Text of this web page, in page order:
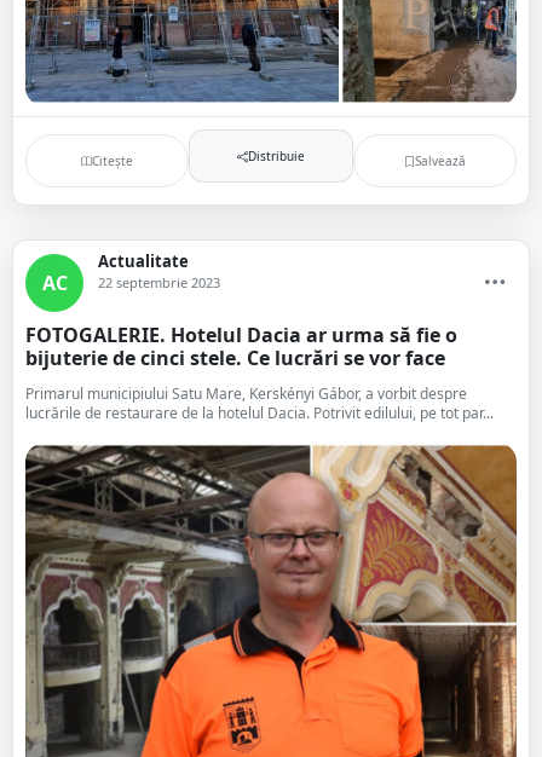
Citește Distribuie Salvează
AC
Actualitate
22 septembrie 2023
FOTOGALERIE. Hotelul Dacia ar urma să fie o
bijuterie de cinci stele. Ce lucrări se vor face
Primarul municipiului Satu Mare, Kerskényi Gábor, a vorbit despre
lucrările de restaurare de la hotelul Dacia. Potrivit edilului, pe tot par...